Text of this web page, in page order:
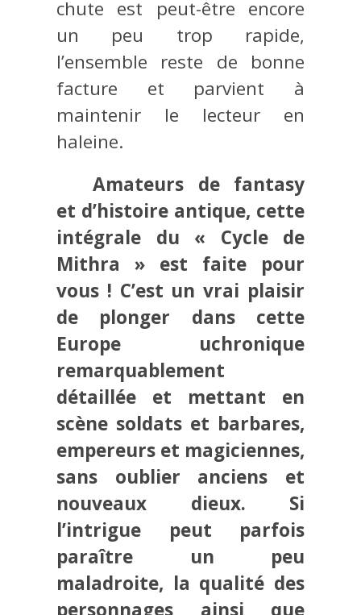
chute est peut-être encore
un peu trop rapide,
l’ensemble reste de bonne
facture et parvient à
maintenir le lecteur en
haleine.
Amateurs de fantasy
et d’histoire antique, cette
intégrale du « Cycle de
Mithra » est faite pour
vous ! C’est un vrai plaisir
de plonger dans cette
Europe uchronique
remarquablement
détaillée et mettant en
scène soldats et barbares,
empereurs et magiciennes,
sans oublier anciens et
nouveaux dieux. Si
l’intrigue peut parfois
paraître un peu
maladroite, la qualité des
personnages ainsi que